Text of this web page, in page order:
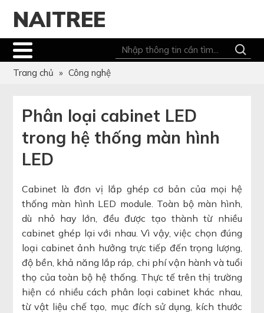
NAITREE
Trang chủ » Công nghệ
Phân loại cabinet LED
trong hệ thống màn hình
LED
Cabinet là đơn vị lắp ghép cơ bản của mọi hệ
thống màn hình LED module. Toàn bộ màn hình,
dù nhỏ hay lớn, đều được tạo thành từ nhiều
cabinet ghép lại với nhau. Vì vậy, việc chọn đúng
loại cabinet ảnh hưởng trực tiếp đến trọng lượng,
độ bền, khả năng lắp ráp, chi phí vận hành và tuổi
thọ của toàn bộ hệ thống. Thực tế trên thị trường
hiện có nhiều cách phân loại cabinet khác nhau,
từ vật liệu chế tạo, mục đích sử dụng, kích thước